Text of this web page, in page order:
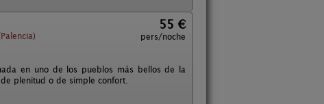
55 €
pers/noche
en uno de los pueblos más bellos de la
plenitud o de simple confort.